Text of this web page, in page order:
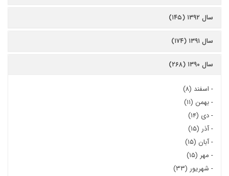
سال ۱۳۹۲ (۱۴۵)
سال ۱۳۹۱ (۱۷۴)
سال ۱۳۹۰ (۲۶۸)
- اسفند (۸)
-بهمن (۱۱)
-دی (۱۴)
-آذر (۱۵)
-آبان (۱۵)
- مهر (۱۵)
- شهریور (۳۳)